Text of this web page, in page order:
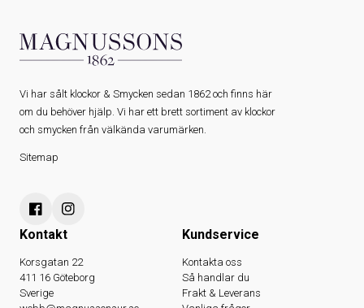
Vi har sålt klockor & Smycken sedan 1862 och finns här
om du behöver hjälp. Vi har ett brett sortiment av klockor
och smycken från välkända varumärken.
Sitemap
Kontakt
Korsgatan 22
411 16 Göteborg
Sverige
Kundservice
Kontakta oss
Så handlar du
Frakt & Leverans